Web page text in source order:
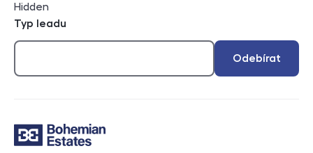
Hidden
Typ leadu
Odebírat